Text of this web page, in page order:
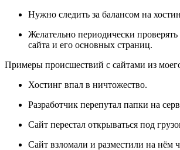
Нужно следить за балансом на
Желательно периодически проверять
сайта и его основных страниц.
Примеры происшествий с сайтами из
Хостинг впал в ничтожество.
Разработчик перепутал папки на
Сайт перестал открываться под
Сайт взломали и разместили на нём